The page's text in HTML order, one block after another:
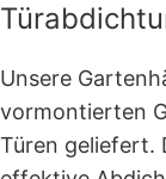
Unsere
vormontierten
Türen geliefert.